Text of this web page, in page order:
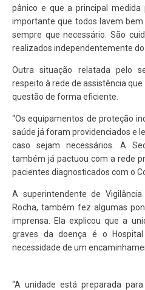
pânico e que a principal medida
importante que todos lavem bem
sempre que necessário. São
realizados independentemente do
Outra situação relatada pelo
respeito à rede de assistência que
questão de forma eficiente.
“Os equipamentos de proteção
saúde já foram providenciados e
caso sejam necessários. A
também já pactuou com a rede
pacientes diagnosticados com o
A superintendente de
Rocha, também fez algumas
imprensa. Ela explicou que a
graves da doença é o
necessidade de um
“A unidade está preparada